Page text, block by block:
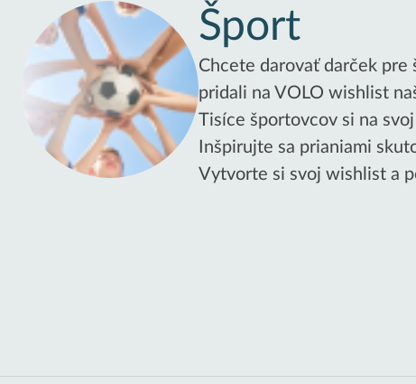
Šport
Chcete darovať darček
pridali na VOLO wishlist
Tisíce športovcov si na
Inšpirujte sa prianiami
Vytvorte si svoj wishlist a